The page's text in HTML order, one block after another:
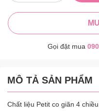
Gọi đặt mua
MÔ TẢ SẢN PHẨM
Chất liệu Petit co giãn 4